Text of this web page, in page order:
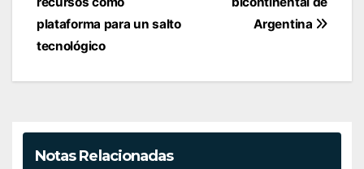
Argentina
plataforma para un salto
tecnológico
Notas Relacionadas